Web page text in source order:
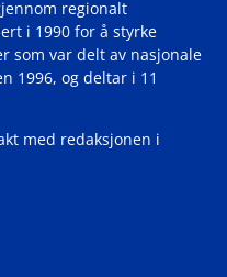
regionalt
i 1990 for å styrke
som var delt av nasjonale
1996, og deltar i 11
med redaksjonen i